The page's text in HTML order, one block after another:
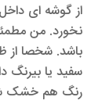
از گوشه ای
نخورد. من
باشد. شخصا
سفید یا بیرنگ
رنگ هم خشک شد